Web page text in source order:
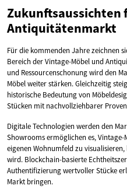
Zukunftsaussichten
Antiquitätenmarkt
Für die kommenden Jahre zeichnen
Bereich der Vintage-Möbel und
und Ressourcenschonung wird den
Möbel weiter stärken. Gleichzeitig
historische Bedeutung von
Stücken mit nachvollziehbarer
Digitale Technologien werden den
Showrooms ermöglichen es,
eigenen Wohnumfeld zu
wird. Blockchain-basierte
Authentifizierung wertvoller Stücke
Markt bringen.